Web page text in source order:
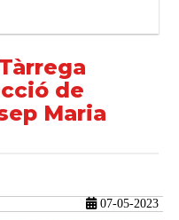
de
Maria
07-05-2023